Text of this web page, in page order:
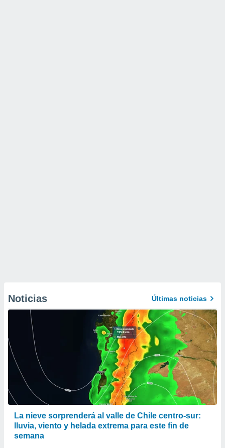
Noticias Últimas noticias
La nieve sorprenderá al valle de Chile centro-sur:
lluvia, viento y helada extrema para este fin de
semana